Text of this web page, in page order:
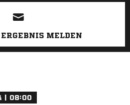
ANZEIGE
MELDEN
| 08:00